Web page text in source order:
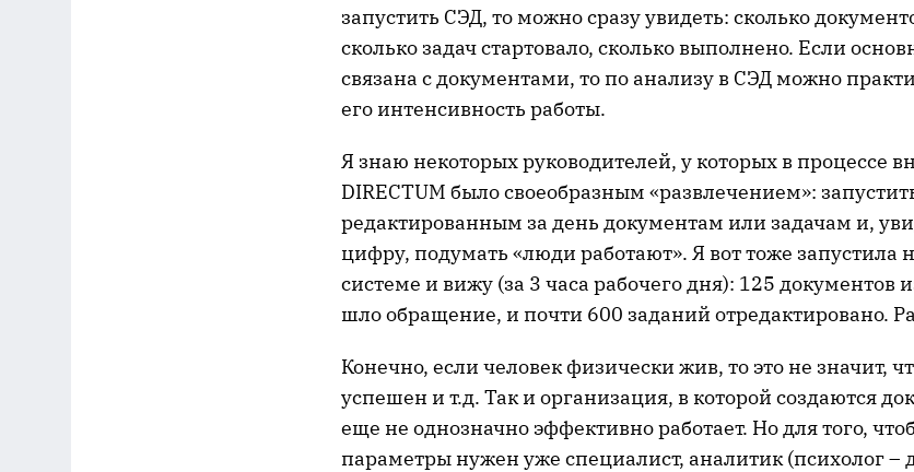
запустить СЭД, то можно сразу увидеть: сколько
сколько задач стартовало, сколько выполнено. Если
связана с документами, то по анализу в СЭД можно
его интенсивность работы.
Я знаю некоторых руководителей, у которых в процессе
DIRECTUM было своеобразным «развлечением»:
редактированным за день документам или задачам и,
цифру, подумать «люди работают». Я вот тоже запустила
системе и вижу (за 3 часа рабочего дня): 125 документов
шло обращение, и почти 600 заданий отредактировано.
Конечно, если человек физически жив, то это не значит,
успешен и т.д. Так и организация, в которой создаются
еще не однозначно эффективно работает. Но для того,
параметры нужен уже специалист, аналитик (психолог –